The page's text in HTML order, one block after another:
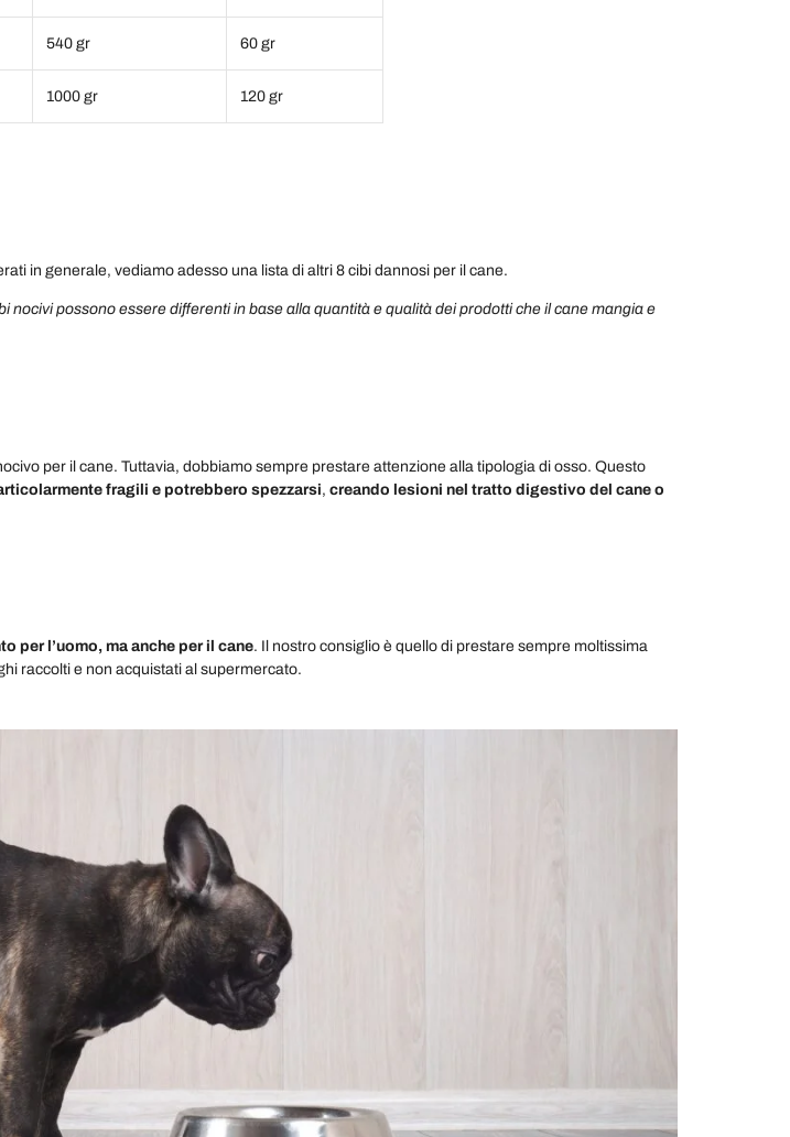
540 gr 60 gr
1000 gr 120 gr
in generale, vediamo adesso una lista di altri 8 cibi dannosi per il cane.
nocivi possono essere differenti in base alla quantità e qualità dei prodotti che il cane mangia e
per il cane. Tuttavia, dobbiamo sempre prestare attenzione alla tipologia di osso. Questo
fragili e potrebbero spezzarsi, creando lesioni nel tratto digestivo del cane o
per l’uomo, ma anche per il cane. Il nostro consiglio è quello di prestare sempre moltissima
raccolti e non acquistati al supermercato.